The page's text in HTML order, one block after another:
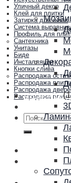
Уличный декор
Клей для плитки
Затирка для швов
Система
Профиль для
Сантехника
Унитазы
Биде
Инсталляции
Кнопки слива
Распродажа
Распродажа
Распродажа
Распродажа
Акции и
Контакты
Искать: